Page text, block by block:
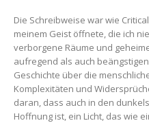
Die Schreibweise war wie
meinem Geist öffnete, die ich
verborgene Räume und
aufregend als auch
Geschichte über die
Komplexitäten und
daran, dass auch in den
Hoffnung ist, ein Licht, das wie